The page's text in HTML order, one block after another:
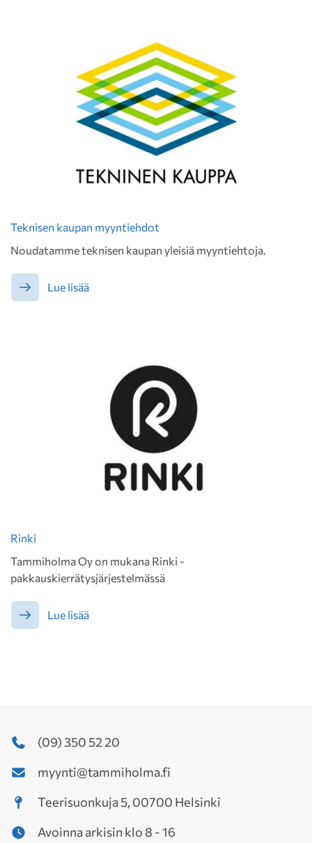
Teknisen kaupan myyntiehdot
Noudatamme teknisen kaupan yleisiä myyntiehtoja.
Lue lisää
Rinki
Tammiholma Oy on mukana Rinki -
pakkauskierrätysjärjestelmässä
Lue lisää
(09) 350 52 20
myynti@tammiholma.fi
Teerisuonkuja 5, 00700 Helsinki
Avoinna arkisin klo 8 - 16